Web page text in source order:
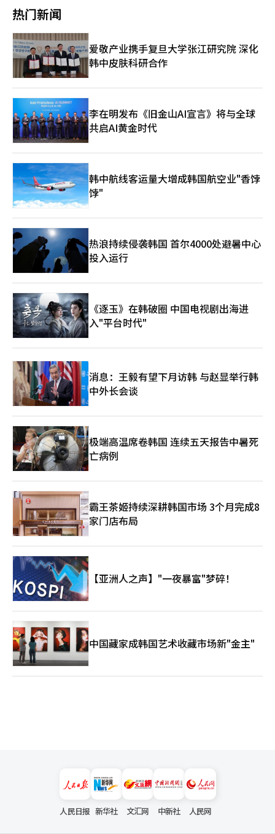
略和产业政策的讨论。 此次地方选举向政治界传达了明确的信
息。如果地方选举仅仅流于政权审判或阵营对抗，地方将愈加荒
废。地方选举的本质在于区域竞争力。哪个城市能创造更好的就业
机会，哪个地方政府能留住青年，哪个地区能将产业、教育和交通
连接起来，建立可持续增长基础，才是竞争的关键。 然而，现实
仍然未能摆脱中央政治的阴影。政党间的战争优先于地方发展战
略，中央权力审判论优先于地方政策。地方选举越是被消费为中央
民和地方经济。 如今的韩国正处于巨大的结构转型期。首都圈超
集中、超老龄化社会和多元文化产业国家同时在发展。这次地方选
举的选民统计用数字展示了这一现实。重要的不是数字本身，而是
解读这些数字所传递的警告。 4464万9908名选民所展示的并非仅
仅是选票的规模，而是关于韩国未来走向的集体信号。如果政治界
无视这一警告，即使地方选举再多，地方的未来也将不可见。我们
必须再次确认，拯救地方就是拯救国家这一最基本的常识。※ 本
报道经人工智能（AI）系统翻译与编辑。
渐失去动力。符拉迪沃斯托克、哈巴罗夫斯克和萨哈林地区在地理
不断扩大。中国的资本、物流、消费市场和制造业供应链正渗透到
俄罗斯远东的各个角落。名义上属于俄罗斯的领土，实际上已经在
经济上成为东北亚供应链的一部分。实际上，俄罗斯远东正逐渐被
吸收为“力弱的纸老虎”俄罗斯，而是东北亚经济圈的边缘。中东
为最大的客户。美国仍在军事上主导中东秩序，但中国通过巨大的
购买力施加新的影响力。尤其是在与美国的冲突中，急需出售原油
的伊朗正进一步提高对中国的依赖。俄罗斯也是如此。在原油和天
然气销售市场减少的情况下，最终不得不依赖中国这个庞大的消费
市场。这是一个非常重要的变化。过去，美国通过美元和航空母舰
主导全球能源秩序。然而现在，中国凭借“购买力”本身在推动地
缘政治的发展。作为全球最大的制造业国家和消费市场，中国仅凭
购买原油的能力，就成为国际秩序的核心参与者。在这一点上，韩
国和日本的战略价值再次浮现。能够在东北亚建立与中国平起平坐
的经济和技术轴心的国家，最终只有韩国和日本。日本仍然拥有世
界一流的材料、零部件、设备技术和金融竞争力。韩国则在半导
备竞争力。如果韩国和日本能够超越历史冲突，加强战略合作，局
势将会有所不同。美国对此也有强烈的期待，因为单靠美国来制衡
中国的成本和负担太大。如果韩日合作在供应链、人工智能、航
天、核电、军工和生物产业等领域扩大，东北亚有可能形成新的平
衡轴心。尤其是人工智能时代为韩国和日本提供了新的机会。如果
中国在规模和速度上推进，韩国和日本则可以通过超精密技术、人
工智能半导体、高端制造业和机器人技术进行应对。在东北亚三国
竞争与合作的结构中，全球高端产业的核心舞台正逐渐向太平洋西
岸转移。这并非偶然。在工业革命之前，世界经济的中心实际上是
亚洲。中国和印度占据了全球GDP的相当一部分，丝绸之路和海上
贸易的中心也在亚洲。然而，自英国工业革命以来，世界霸权转向
了欧洲和美国。而现在，方向再次发生了变化。全球最大的制造业
国家是中国。全球最高水平的半导体内存生产国是韩国。精密制造
和机器人技术强国是日本。最终，全球产业和供应链、人工智能和
半导体的核心轴心再次汇聚到东北亚三国。历史并不是直线流动
的，而是循环的。工业革命后向西方转移的世界霸权，如今又回到
融国家。中国掌握着制造业、供应链和消费市场。俄罗斯虽然弱
化，但仍是拥有核武器和资源的军事强国，而欧洲在增长停滞中依
然保持着巨大的技术和金融市场。在这一夹缝中，韩国不再能仅
靠“中坚国外交”生存。韩国现在必须将自己视为拥有半导体、人
工智能、电池、造船、核电和文化产业的战略国家。同时，还需与
印度、巴西、沙特阿拉伯、阿联酋、土耳其等第三方战略国家扩大
供应链、军工、能源和文化合作。尤其是印度是未来世界最大的人
口国，巴西是资源和粮食强国。土耳其是连接欧洲、中东和中亚的
地缘政治门户。沙特阿拉伯和阿联酋在人工智能、智慧城市、氢经
济和核电领域推动新的产业转型。世界正从简单的美中两强体制向
多极体制转变，而东北亚正处于这一中心。首尔、东京和北京未来
极有可能成为全球经济、供应链和技术霸权的核心舞台。2026年5
月的北京正是这一巨大潮流的热潮。而现在，世界又在关注另一个
场景，那就是习近平主席可能访朝。乌克兰战争后，朝鲜与俄罗斯
的关系迅速加深，军事合作、武器交易和技术交流的可能性被提上
日程。然而，中国绝不会放任朝鲜与俄罗斯过于亲密的局面。对中
国而言，朝鲜不仅仅是一个邻国。它是与美国盟友网络相接触的战
略缓冲区，也是东北亚秩序中中国影响力的核心支柱之一。因此，
未来习近平主席的访朝可能不仅仅是一次友好访问，它可能传达出
中国在朝鲜半岛问题上仍然不放弃主导权的信号，同时也是将朝鲜
问题重新纳入中国中心秩序的战略举动。最终，现在在北京发生的
所有场景都汇聚成一个问题。21世纪的亚洲时代究竟将在什么样的
于“稳定水资源保障方案”的另一个共同问题上，三位候选人均提
与朴候选人之间展开了激烈的交锋。朴候选人提到金候选人的“德
鲁金事件”，指出“因中途辞职，庆南的经济增长率降至最低，承
诺履行率也最低。” 对此，金候选人反驳：“KTX的预审免除、加
德新机场特别法的通过、智能产业园区的国家项目推进、国防集群
的建立，都是在朴候选人任内企业贷款逾期率激增三倍、产业家庭
收入在17个省市中排名第15的情况下实现的。” 随后，朴候选人
提出金候选人在监禁期间约11亿财产增加的疑云和兵役问题。金候
选人回应：“该财产是继承自岳父的遗产，兵役问题也是按照规定
处理的。” 金候选人还对朴候选人提出：“审计院在你担任仁川
国际机场航空公司社长期间，明确表示对你侄子招聘干预的‘合理
怀疑’。”并指出：“在担任昌原市长期间，曾有对其侄女的招聘
疑云，而在担任庆南知事期间，则有对名太均的姐夫的招聘疑
云。” 对此，朴候选人解释：“所有招聘均依法依规进行，调查
结果也没有发现任何问题。”※ 本报道经人工智能（AI）系统翻译
与编辑。
角度来看，SpaceX的IPO是经济、哲学和国家战略结合的事件。市
场不仅仅是在投资一家火箭公司，而是在押注未来文明的基础设施
将由谁来占领。过去，石油公司是工业社会的血脉，而未来，拥有
宇宙运输网络和卫星网络的企业可能成为文明的动脉。 问题在
于，在这一巨大变革面前，韩国所展现的现实。SpaceX的投资说
明书明确指出，由于韩国资本市场法的注册问题，国内普通投资者
难以直接参与公开募股。尽管未来资产证券公司参与了承销团，但
国内同步公开募股的可能性实际上大大降低。全球资本市场是跨国
运作的，而韩国仍然停留在复杂的申报程序和僵化的监管体系中。
这种场景并不陌生。人工智能、生物技术和平台产业也面临类似情
况。世界在以速度竞争，而韩国却在审查、许可和监管审查上消耗
时间。对创新产业的看法也截然不同。美国首先问的是“如何发
展”，而韩国则首先思考“如何控制”。结果是，美国诞生了民间
国家想象力的差异。美国允许民间企业谈论在月球上建设城市，资
本市场为这个梦想提供资金。而韩国社会仍然在消耗精力于房地产
价格、短期业绩和政治斗争。对未来产业的大胆愿景被管理和控制
所优先。经济要增长，不仅需要技术，还需要“相信未来的文
化”。工业革命和硅谷的成功最终都是源于国家的想象力。 当
然，监管是必要的，投资者保护也很重要。但问题在于平衡。过度
的事前监管会增加缺乏创新的风险，而非创新的风险。如今，全球
资本市场正在向以人工智能、宇宙和量子计算为中心的未来产业重
组。如果韩国资本市场仍然被过去制造业时代的监管框架束缚，那
么在全球竞争中必然会落后。 国家战略也需要改变。应将宇宙产
业视为经济安全和产业霸权层面的重大问题，而不仅仅是科学技术
政策。美国的NASA并不直接做所有事情。政府负责方向和初步需
求的创造，民间企业则负责速度和创新。这是美国式技术霸权模
型。韩国也应摆脱政府主导的方式，培育以民间为中心的生态系
统。监管机构也应从以许可为中心转变为以创新支持为中心的角
色。 企业也应有所改变。未来产业不再是简单的制造竞争，而
分开看，而应视为一个相互连接的生态系统。如今，企业的竞争力
来源于平台、网络、数据和想象力，而非工厂规模。SpaceX所展
现的力量最终在于设计未来秩序的叙事，而非火箭本身。 韩国经
济正处于一个重要的十字路口。在低增长、人口减少和制造业放缓
的背景下，仅仅重复过去的方式将难以实现新的飞跃。所需的不是
几项监管放宽，而是国家治理哲学的转变。韩国必须成为一个增加
挑战而非减少失败的国家。必须从管理型经济转向创新型经济。
500年前，掌控海洋的国家主宰了世界。100年前，占领天空的国
家成为强国。如今，掌握宇宙和人工智能的企业和国家将更有可能
主导未来秩序。SpaceX的IPO不仅仅是一次上市，它是“未来已经
开始”的信号。韩国现在必须回答，是继续停留在监管的安全区，
还是参与新的文明开拓竞争。※ 本报道经人工智能（AI）系统翻译
与编辑。
热门新闻
爱敬产业携手复旦大学张江研究院 深化
韩中皮肤科研合作
李在明发布《旧金山AI宣言》将与全球
共启AI黄金时代
韩中航线客运量大增成韩国航空业"香饽
饽"
热浪持续侵袭韩国 首尔4000处避暑中心
投入运行
《逐玉》在韩破圈 中国电视剧出海进
入"平台时代"
消息：王毅有望下月访韩 与赵显举行韩
中外长会谈
极端高温席卷韩国 连续五天报告中暑死
亡病例
霸王茶姬持续深耕韩国市场 3个月完成8
家门店布局
【亚洲人之声】"一夜暴富"梦碎！
中国藏家成韩国艺术收藏市场新"金主"
人民日报 新华社 文汇网 中新社 人民网